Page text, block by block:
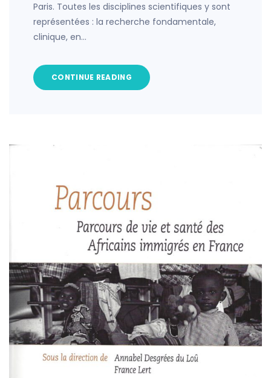
Paris. Toutes les disciplines scientifiques y sont
représentées : la recherche fondamentale,
clinique, en…
CONTINUE READING